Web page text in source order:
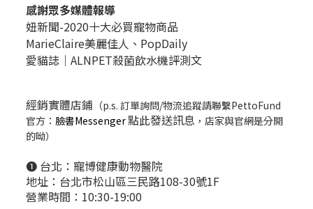
感謝眾多媒體報導
妞新聞-2020十大必買寵物商品
MarieClaire美麗佳人、 PopDaily
愛貓誌｜ALNPET殺菌飲水機評測文
經銷實體店鋪 （p.s. 訂單詢問/物流追蹤請聯繫PettoFund
官方： 臉書Messenger點此發送訊息 ，店家與官網是分開
的呦）
❶ 台北： 寵博健康動物醫院
地址：台北市松山區三民路108-30號1F
營業時間：10:30-19:00